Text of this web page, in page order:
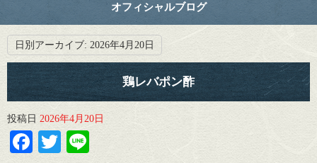
オフィシャルブログ
日別アーカイブ: 2026年4月20日
鶏レバポン酢
投稿日 2026年4月20日
Facebook
Twitter